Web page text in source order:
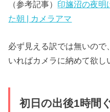
（参考記事） 印旛沼の夜明
た朝 | カメラアマ
必ず見える訳では無いので
いればカメラに納めて欲し
初日の出後1時間